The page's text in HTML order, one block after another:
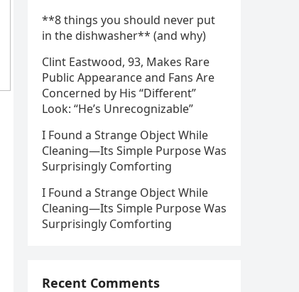
**8 things you should never put
in the dishwasher** (and why)
Clint Eastwood, 93, Makes Rare
Public Appearance and Fans Are
Concerned by His “Different”
Look: “He’s Unrecognizable”
I Found a Strange Object While
Cleaning—Its Simple Purpose Was
Surprisingly Comforting
I Found a Strange Object While
Cleaning—Its Simple Purpose Was
Surprisingly Comforting
Recent Comments